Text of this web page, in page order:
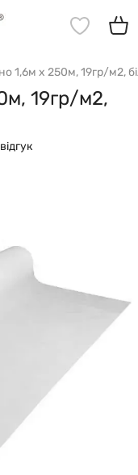
1,6м х 250м, 19гр/м2,
19гр/м2,